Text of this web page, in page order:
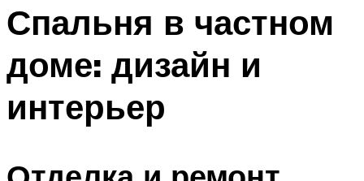
Спальня в частном
доме: дизайн и
интерьер